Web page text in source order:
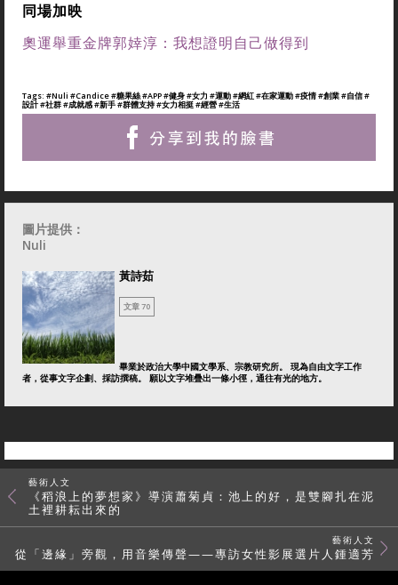
同場加映
奧運舉重金牌郭婞淳：我想證明自己做得到
Tags: #Nuli #Candice#糖果絲#APP#健身#女力 #運動#網紅#在家運動#疫情#創業#自信#
設計#社群#成就感#新手#群體支持#女力相挺#經營#生活
圖片提供：
Nuli
黃詩茹
文章 70
畢業於政治大學中國文學系、宗教研究所。 現為自由文字工作
者，從事文字企劃、採訪撰稿。 願以文字堆疊出一條小徑，通往有光的地方。
藝術人文
《稻浪上的夢想家》導演蕭菊貞：池上的好，是雙腳扎在泥
土裡耕耘出來的
藝術人文
從「邊緣」旁觀，用音樂傳聲——專訪女性影展選片人鍾適芳